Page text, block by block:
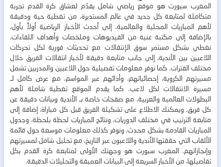
المغرب سبورت هو موقع رياضي شامل يقدّم لعشاق كرة القدم تجربة
متكاملة لمتابعة كل جديد في عالم المستديرة، من تغطية حية ودقيقة
لأهم المباريات المحلية والعالمية، إلى أحدث الأخبار الرياضية أولاً بأول،
بالإضافة إلى مكتبة غنية من الفيديوهات وملخصات وأهداف اللقاءات.
نغطي بشكل مستمر سوق الإنتقالات مع تحديثات فورية لكل تحركات
اللاعبين بين الأندية، إلى جانب متابعة دقيقة لأخبار انتقالات الفريق خلال
مختلف الفترات. كما نوفر معلومات تفصيلية حول اللاعبين والمدربين تشمل
مسيرتهم الكروية، إحصائياتهم، وأدائهم عبر المواسم، مع عرض كامل لـ
مسيرة الانتقالات لكل لاعب. كما يقدم الموقع تغطية شاملة لأهم
البطولات العالمية والعربية، مع صفحات خاصة بـ الأندية وبيانات دقيقة عن
كل فريق. ويمكنك الاطلاع على تشكيلة الفريق قبل كل مباراة، إضافة إلى
متابعة الترتيب في مختلف الدوريات، ونتائج المباريات لحظة بلحظة، وجدول
المباريات القادمة بشكل محدث. ونوفر كذلك معلومات موسعة حول قائمة
الألقاب التي حققتها الأندية واللاعبون عبر التاريخ، مع تحليل شامل لمسيرتهم
وإنجازاتهم. المغرب سبورت هو وجهتك الأولى لمتابعة كرة القدم بكل
تفاصيلها، من الأخبار السريعة إلى البيانات العميقة والتحليلات الدقيقة.